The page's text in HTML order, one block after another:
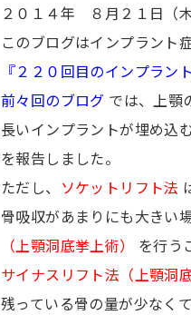
２０１４年 ８月２１日（木
このブログはインプラント
『２２０回目のインプラン
前々回のブログ では、上顎
長いインプラントが埋め込
を報告しました。
ただし、 ソケットリフト法
骨吸収があまりにも大きい
（上顎洞底挙上術）
を行う
サイナスリフト法（上顎洞底
残っている骨の量が少なく